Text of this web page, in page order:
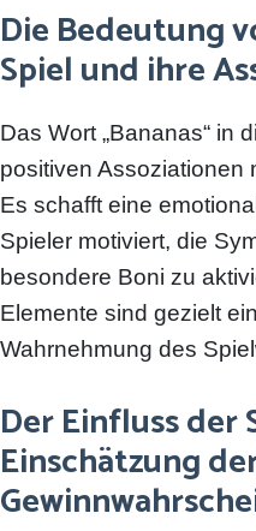
Die Bedeutung
Spiel und ihre
Das Wort „Bananas“ in
positiven Assoziationen
Es schafft eine
Spieler motiviert, die
besondere Boni zu
Elemente sind gezielt
Wahrnehmung des
Der Einfluss der
Einschätzung